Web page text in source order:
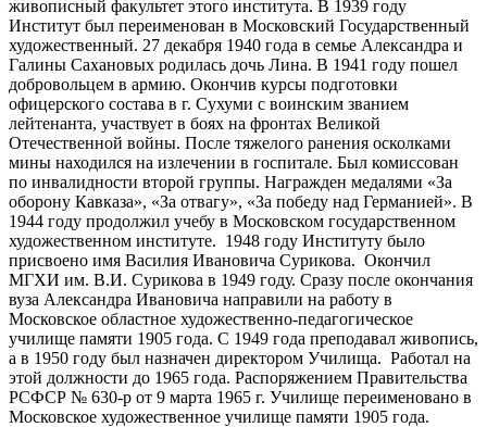
живописный факультет этого института. В 1939 году
Институт был переименован в Московский Государственный
художественный. 27 декабря 1940 года в семье Александра и
Галины Сахановых родилась дочь Лина. В 1941 году пошел
добровольцем в армию. Окончив курсы подготовки
офицерского состава в г. Сухуми с воинским званием
лейтенанта, участвует в боях на фронтах Великой
Отечественной войны. После тяжелого ранения осколками
мины находился на излечении в госпитале. Был комиссован
по инвалидности второй группы. Награжден медалями «За
оборону Кавказа», «За отвагу», «За победу над Германией». В
1944 году продолжил учебу в Московском государственном
художественном институте. 1948 году Институту было
присвоено имя Василия Ивановича Сурикова. Окончил
МГХИ им. В.И. Сурикова в 1949 году. Сразу после окончания
вуза Александра Ивановича направили на работу в
Московское областное художественно-педагогическое
училище памяти 1905 года. С 1949 года преподавал живопись,
а в 1950 году был назначен директором Училища. Работал на
этой должности до 1965 года. Распоряжением Правительства
РСФСР № 630-р от 9 марта 1965 г. Училище переименовано в
Московское художественное училище памяти 1905 года.